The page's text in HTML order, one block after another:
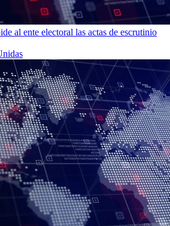
al ente electoral las actas de escrutinio